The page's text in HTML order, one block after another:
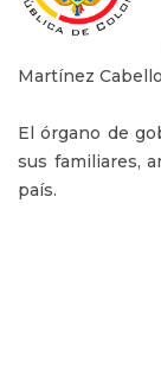
Martínez
El órgano de
sus familiares,
país.